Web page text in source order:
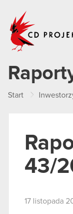
Start
43/
17 listopada